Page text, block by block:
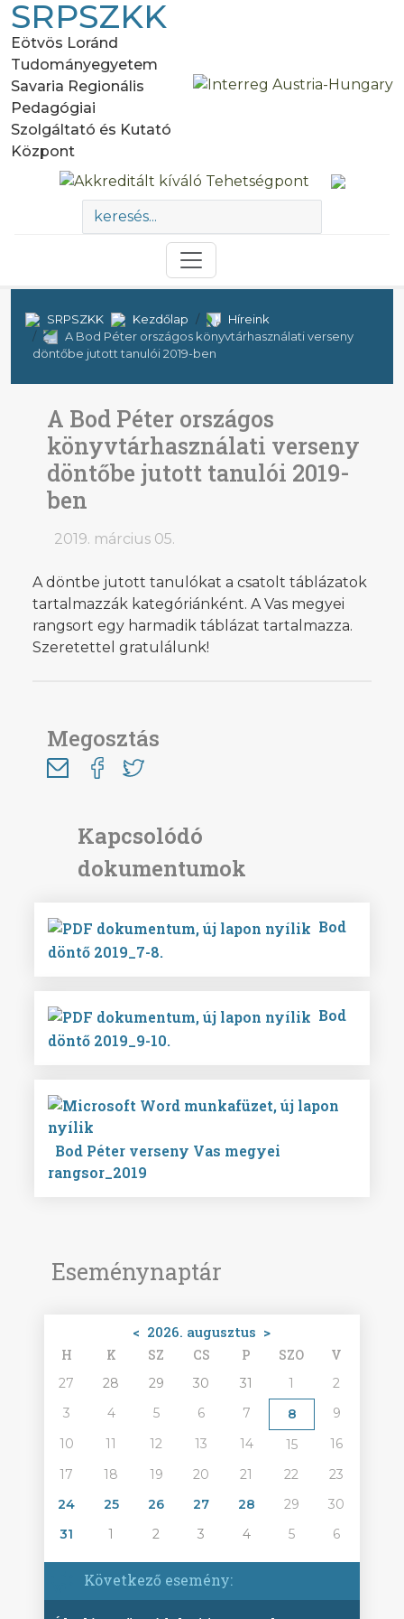
SRPSZKK
Eötvös Loránd
Tudományegyetem
Savaria Regionális
Pedagógiai
Szolgáltató és Kutató
Központ
SRPSZKK Kezdőlap
Híreink
A Bod Péter országos könyvtárhasználati verseny
döntőbe jutott tanulói 2019-ben
Eseménynaptár
< 2026. augusztus >
H K SZ CS P SZO V
27 28 29 30 31 1
2
3
4 5 6 7 8
9
10
11 12 13 14 15
16
17
18 19 20 21 22
23
24
25 26 27 28 29
30
31
1 2 3 4 5 6
Következő esemény:
A Bod Péter országos
könyvtárhasználati verseny
döntőbe jutott tanulói 2019-
ben
2019. március 05.
A döntbe jutott tanulókat a csatolt táblázatok
tartalmazzák kategóriánként. A Vas megyei
rangsort egy harmadik táblázat tartalmazza.
Szeretettel gratulálunk!
Megosztás
Bod
döntő 2019_7-8.
Bod
döntő 2019_9-10.
Bod Péter verseny Vas megyei
rangsor_2019